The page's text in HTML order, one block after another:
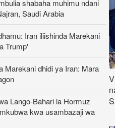
shabaha muhimu ndani
Saudi Arabia
Iran iliishinda Marekani
Trump'
Marekani dhidi ya Iran: Mara
Lango-Bahari la Hormuz
kwa usambazaji wa